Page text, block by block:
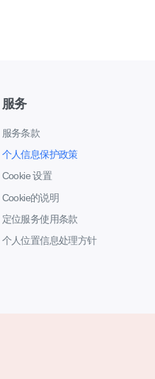
服务
服务条款
个人信息保护政策
Cookie 设置
Cookie的说明
定位服务使用条款
个人位置信息处理方针